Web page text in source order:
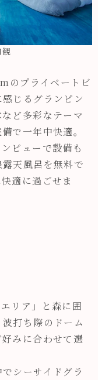
のプライベートビ
じるグランピン
ど多彩なテーマ
で一年中快適。
ビューで設備も
天風呂を無料で
適に過ごせま
リア」と森に囲
打ち際のドーム
みに合わせて選
シーサイドグラ